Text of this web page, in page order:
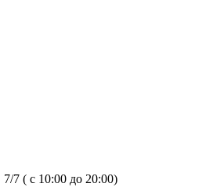
7/7 ( с 10:00 до 20:00)